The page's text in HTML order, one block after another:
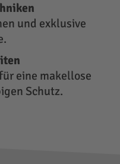
und exklusive
eine makellose
Schutz.